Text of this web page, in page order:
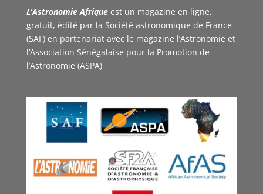
L’Astronomie Afrique est un magazine en ligne,
gratuit, édité par la Société astronomique de France
(SAF) en partenariat avec le magazine l’Astronomie et
l’Association Sénégalaise pour la Promotion de
l’Astronomie (ASPA)